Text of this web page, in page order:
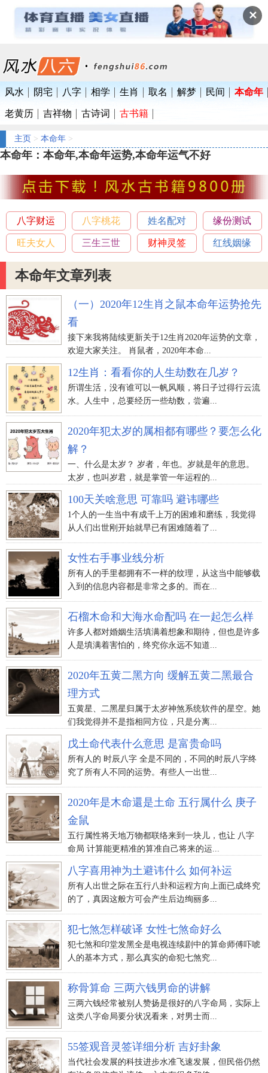
✕
风水 阴宅 八字 相学 生肖 取名 解梦 民间 本命年
老黄历 吉祥物 古诗词 古书籍
主页 > 本命年 >
本命年：本命年,本命年运势,本命年运气不好
八字财运 八字桃花 姓名配对 缘份测试
旺夫女人 三生三世 财神灵签 红线姻缘
本命年文章列表
（一）2020年12生肖之鼠本命年运势抢先
看
接下来我将陆续更新关于12生肖2020年运势的文章，
欢迎大家关注。 肖鼠者，2020年本命...
12生肖：看看你的人生劫数在几岁？
所谓生活，没有谁可以一帆风顺，将日子过得行云流
水。人生中，总要经历一些劫数，尝遍...
2020年犯太岁的属相都有哪些？要怎么化
解？
一、什么是太岁？ 岁者，年也。岁就是年的意思。
太岁，也叫岁君，就是掌管一年运程的...
100天关啥意思 可靠吗 避讳哪些
1个人的一生当中有成千上万的困难和磨练，我觉得
从人们出世刚开始就早已有困难随着了...
女性右手事业线分析
所有人的手里都拥有不一样的纹理，从这当中能够载
入到的信息内容都是非常之多的。而在...
石榴木命和大海水命配吗 在一起怎么样
许多人都对婚姻生活填满着想象和期待，但也是许多
人是填满着害怕的，终究你永远不知道...
2020年五黄二黑方向 缓解五黄二黑最合
理方式
五黄星、二黑星归属于太岁神煞系统软件的星空。她
们我觉得并不是指相同方位，只是分离...
戊土命代表什么意思 是富贵命吗
所有人的 时辰八字 全是不同的，不同的时辰八字终
究了所有人不同的运势。有些人一出世...
2020年是木命還是土命 五行属什么 庚子
金鼠
五行属性将天地万物都联络来到一块儿，也让 八字
命局 计算能更精准的算准自己将来的运...
八字喜用神为土避讳什么 如何补运
所有人出世之际在五行八卦和运程方向上面已成终究
的了，真因这般方可会产生后边绚丽多...
犯七煞怎样破译 女性七煞命好么
犯七煞和印堂发黑全是电视连续剧中的算命师傅吓唬
人的基本方式，那么真实的命犯七煞究...
称骨算命 三两六钱男命的讲解
三两六钱经常被别人赞扬是很好的八字命局，实际上
这类八字命局要分状况看来，对男士而...
55签观音灵签详细分析 吉好卦象
当代社会发展的科技进步水准飞速发展，但民俗仍然